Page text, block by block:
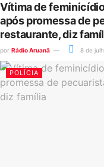
Vítima de
após promessa de
restaurante, diz
por Rádio Aruanã 8 de
POLÍCIA